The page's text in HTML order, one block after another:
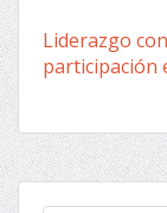
Liderazgo
participación